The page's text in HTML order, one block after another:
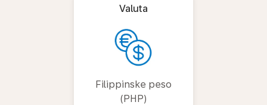
Valuta
Filippinske peso
(PHP)